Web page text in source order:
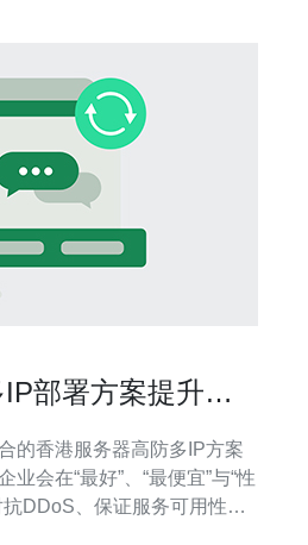
部署方案提升业
的香港服务器高防多IP方案
会在“最好”、“最便宜”与“性
DDoS、保证服务可用性的